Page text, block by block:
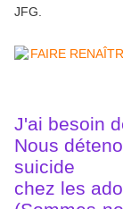
JFG.
J'ai besoin
Nous
suicide
chez les